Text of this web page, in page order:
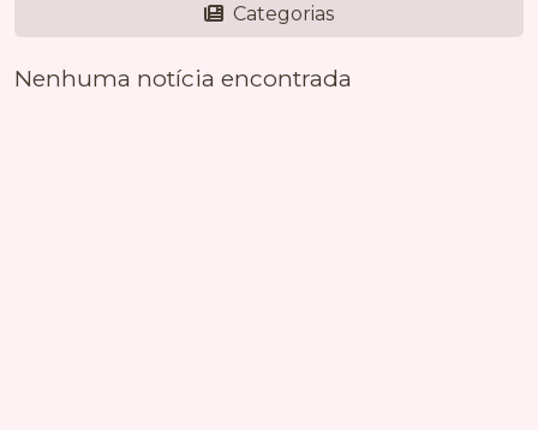
Categorias
Nenhuma notícia encontrada